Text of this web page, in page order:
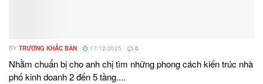
BY TRƯƠNG KHẮC BẢN 17/12/2025 0
Nhằm chuẩn bị cho anh chị tìm những phong cách kiến trúc nhà
phố kinh doanh 2 đến 5 tầng....